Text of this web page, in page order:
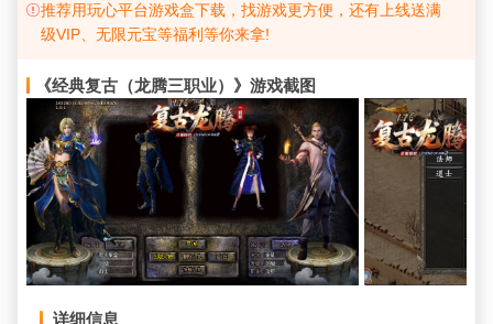
推荐用玩心平台游戏盒下载，找游戏更方便，还有上线送满
级VIP、无限元宝等福利等你来拿!
《经典复古（龙腾三职业）》游戏截图
详细信息